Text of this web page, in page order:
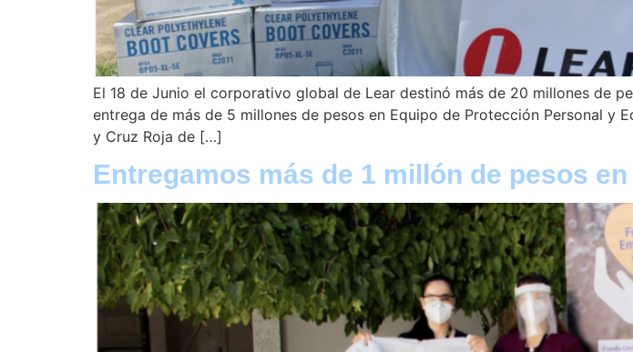
El 18 de Junio el corporativo global de Lear destinó más de 20 millones de
entrega de más de 5 millones de pesos en Equipo de Protección Personal y
y Cruz Roja de […]
Entregamos más de 1 millón de pesos